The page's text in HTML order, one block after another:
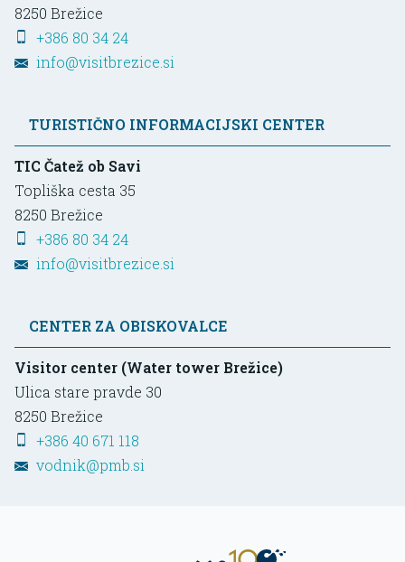
8250 Brežice
+386 80 34 24
info@visitbrezice.si
TURISTIČNO INFORMACIJSKI CENTER
TIC Čatež ob Savi
Topliška cesta 35
8250 Brežice
+386 80 34 24
info@visitbrezice.si
CENTER ZA OBISKOVALCE
Visitor center (Water tower Brežice)
Ulica stare pravde 30
8250 Brežice
+386 40 671 118
vodnik@pmb.si